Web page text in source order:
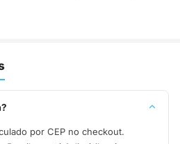
por CEP no checkout.